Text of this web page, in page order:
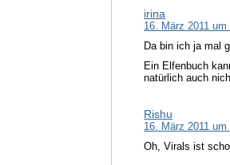
irina
16. März 2011 um
Da bin ich ja mal
Ein Elfenbuch
natürlich auch
Rishu
16. März 2011 um
Oh, Virals ist